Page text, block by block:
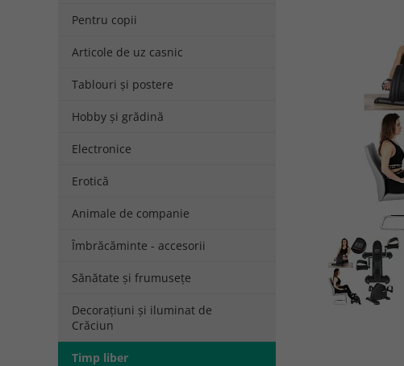
Pentru copii
Articole de uz casnic
Tablouri și postere
Hobby și grădină
Electronice
Erotică
Animale de companie
Îmbrăcăminte - accesorii
Sănătate și frumusețe
Decorațiuni și iluminat de
Crăciun
Timp liber